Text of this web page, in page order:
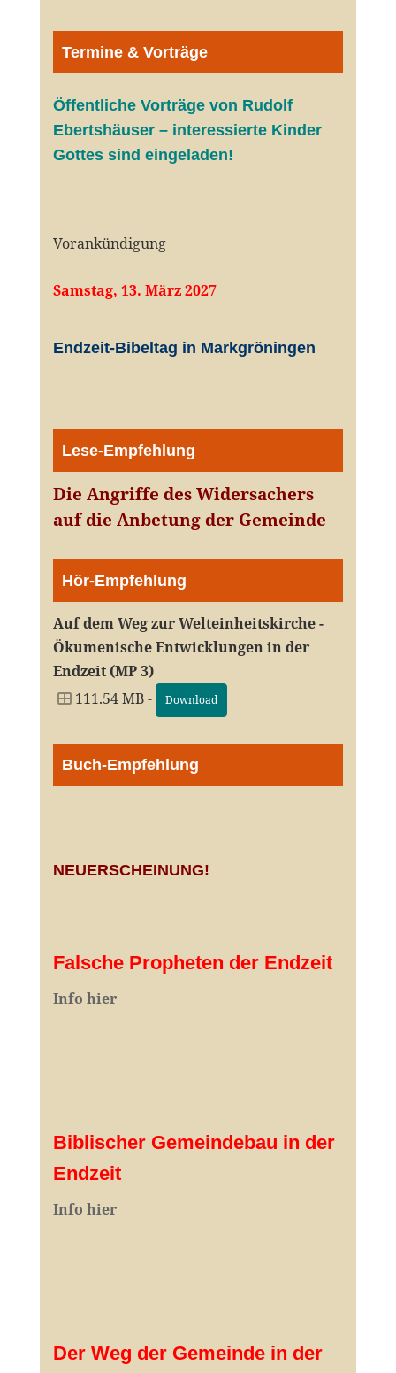
Termine & Vorträge
Öffentliche Vorträge von Rudolf
Ebertshäuser – interessierte Kinder
Gottes sind eingeladen!
Vorankündigung
Samstag, 13. März 2027
Endzeit-Bibeltag in Markgröningen
Lese-Empfehlung
Die Angriffe des Widersachers
auf die Anbetung der Gemeinde
Hör-Empfehlung
Auf dem Weg zur Welteinheitskirche -
Ökumenische Entwicklungen in der
Endzeit (MP 3)
111.54 MB -
Download
Buch-Empfehlung
NEUERSCHEINUNG!
Falsche Propheten der Endzeit
Info hier
Biblischer Gemeindebau in der
Endzeit
Info hier
Der Weg der Gemeinde in der